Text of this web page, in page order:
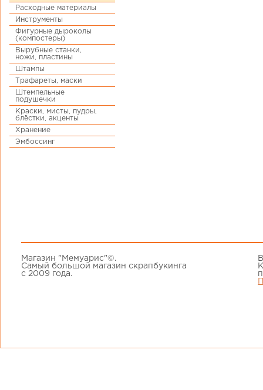
Расходные материалы
Инструменты
Фигурные дыроколы
(компостеры)
Вырубные станки,
ножи, пластины
Штампы
Трафареты, маски
Штемпельные
подушечки
Краски, мисты, пудры,
блёстки, акценты
Хранение
Эмбоссинг
Магазин "Мемуарис"©.
Самый большой магазин скрапбукинга
с 2009 года.